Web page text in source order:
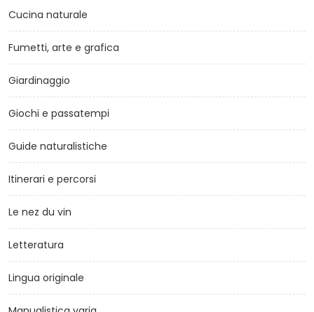
Cucina naturale
Fumetti, arte e grafica
Giardinaggio
Giochi e passatempi
Guide naturalistiche
Itinerari e percorsi
Le nez du vin
Letteratura
Lingua originale